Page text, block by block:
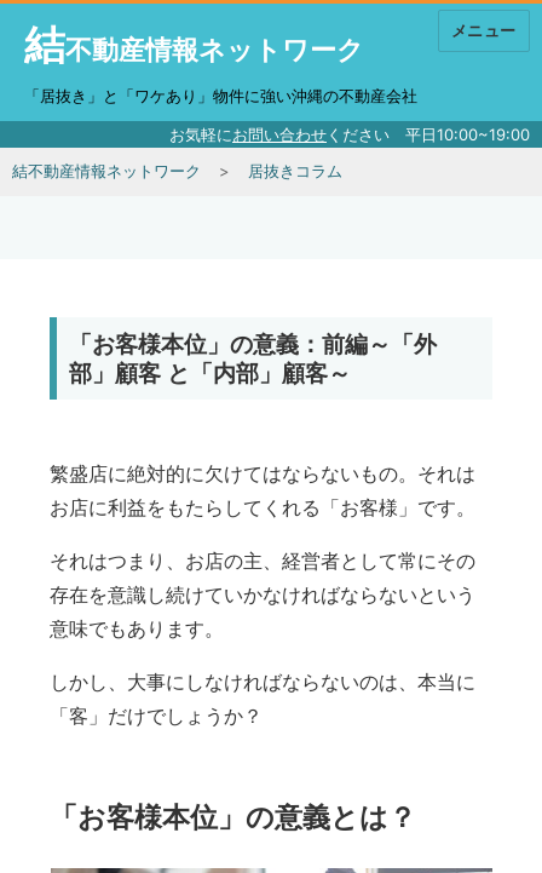
結不動産情報ネットワーク
「居抜き」と「ワケあり」物件に強い沖縄の不動産会社
お気軽にお問い合わせください 平日10:00~19:00
メニュー
結不動産情報ネットワーク 居抜きコラム
「お客様本位」の意義：前編～「外
部」顧客 と「内部」顧客～
繁盛店に絶対的に欠けてはならないもの。それは
お店に利益をもたらしてくれる「お客様」です。
それはつまり、お店の主、経営者として常にその
存在を意識し続けていかなければならないという
意味でもあります。
しかし、大事にしなければならないのは、本当に
「客」だけでしょうか？
「お客様本位」の意義とは？